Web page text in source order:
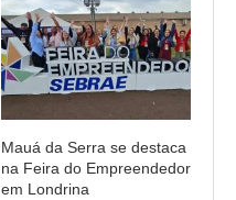
Mauá da Serra se destaca
na Feira do Empreendedor
em Londrina